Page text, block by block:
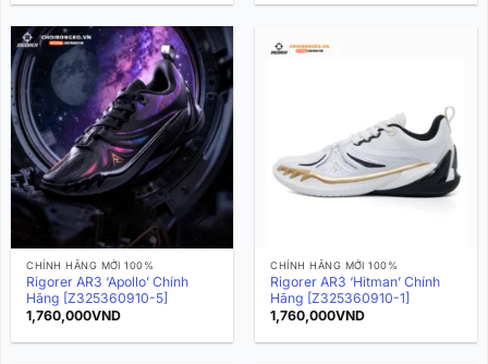
CHÍNH HÃNG MỚI 100%
Rigorer AR3 ‘Apollo’ Chính
Hãng [Z325360910-5]
1,760,000VND
CHÍNH HÃNG MỚI 100%
Rigorer AR3 ‘Hitman’ Chính
Hãng [Z325360910-1]
1,760,000VND